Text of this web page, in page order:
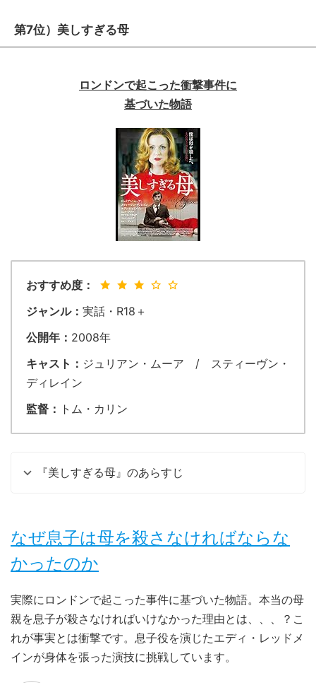
第7位）美しすぎる母
ロンドンで起こった衝撃事件に
基づいた物語
おすすめ度：
ジャンル： 実話・R18＋
公開年： 2008年
キャスト： ジュリアン・ムーア / スティーヴン・
ディレイン
監督： トム・カリン
『美しすぎる母』のあらすじ
なぜ息子は母を殺さなければならな
かったのか
実際にロンドンで起こった事件に基づいた物語。本当の母
親を息子が殺さなければいけなかった理由とは、、、？こ
れが事実とは衝撃です。息子役を演じたエディ・レッドメ
インが身体を張った演技に挑戦しています。